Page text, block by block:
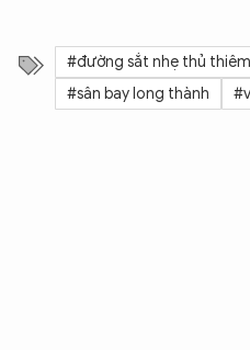
#đường sắt nhẹ thủ
#sân bay long thành